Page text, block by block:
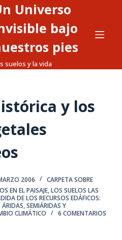
Universo
bajo
pies
suelos y la vida
y los
2006
CARPETA SOBRE
EN EL PAISAJE,LOS SUELOS LAS
DE LOS RECURSOS EDÁFICOS:
SEMIÁRIDAS Y
CLIMÁTICO 6 COMENTARIOS